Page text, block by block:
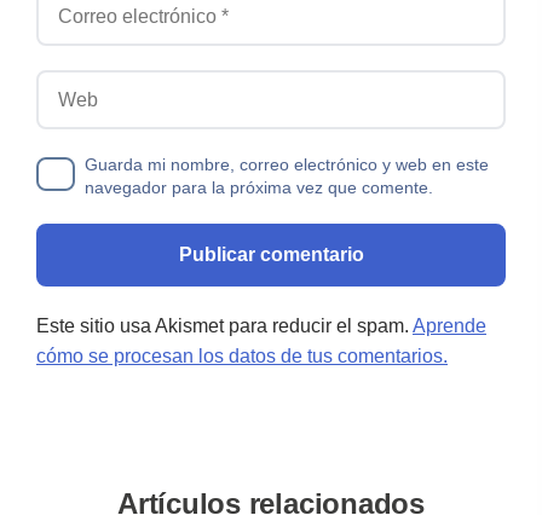
Guarda mi nombre, correo electrónico y web en este
navegador para la próxima vez que comente.
Este sitio usa Akismet para reducir el spam. Aprende
cómo se procesan los datos de tus comentarios.
Artículos relacionados